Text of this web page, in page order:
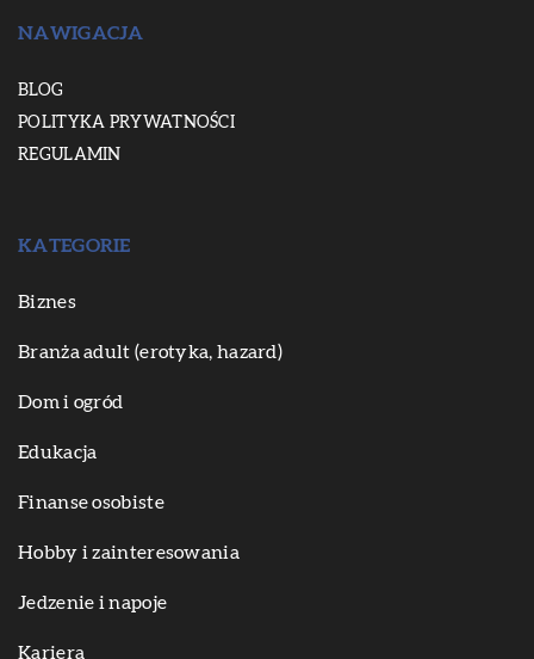
NAWIGACJA
BLOG
POLITYKA PRYWATNOŚCI
REGULAMIN
KATEGORIE
Biznes
Branża adult (erotyka, hazard)
Dom i ogród
Edukacja
Finanse osobiste
Hobby i zainteresowania
Jedzenie i napoje
Kariera